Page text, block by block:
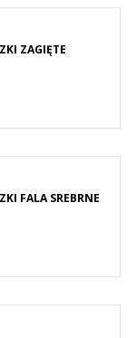
ZAGIĘTE
FALA SREBRNE